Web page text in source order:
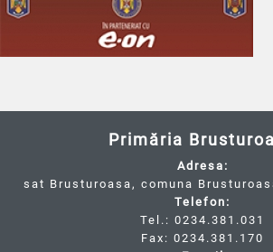
Primăria
Adresa:
sat Brusturoasa, comuna
Telefon:
Tel.: 0234.381.031
Fax: 0234.381.170